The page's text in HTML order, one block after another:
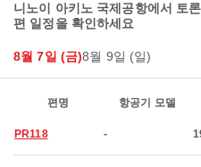
니노이 아키노 국제공항에서 토
편 일정을 확인하세요
8월 7일 (금)8월 9일 (일)
편명 항공기 모델
PR118 -